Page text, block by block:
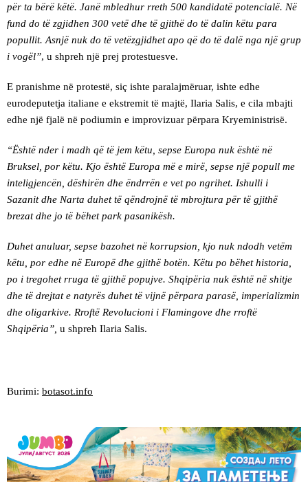
për ta bërë këtë. Janë mbledhur rreth 500 kandidatë potencialë. Në
fund do të zgjidhen 300 vetë dhe të gjithë do të dalin këtu para
popullit. Asnjë nuk do të vetëzgjidhet apo që do të dalë nga një grup
i vogël”, u shpreh një prej protestuesve.
E pranishme në protestë, siç ishte paralajmëruar, ishte edhe
eurodeputetja italiane e ekstremit të majtë, Ilaria Salis, e cila mbajti
edhe një fjalë në podiumin e improvizuar përpara Kryeministrisë.
“Është nder i madh që të jem këtu, sepse Europa nuk është në
Bruksel, por këtu. Kjo është Europa më e mirë, sepse një popull me
inteligjencën, dëshirën dhe ëndrrën e vet po ngrihet. Ishulli i
Sazanit dhe Narta duhet të qëndrojnë të mbrojtura për të gjithë
brezat dhe jo të bëhet park pasanikësh.
Duhet anuluar, sepse bazohet në korrupsion, kjo nuk ndodh vetëm
këtu, por edhe në Europë dhe gjithë botën. Këtu po bëhet historia,
po i tregohet rruga të gjithë popujve. Shqipëria nuk është në shitje
dhe të drejtat e natyrës duhet të vijnë përpara parasë, imperializmin
dhe oligarkive. Rroftë Revolucioni i Flamingove dhe rroftë
Shqipëria”, u shpreh Ilaria Salis.
Burimi: botasot.info